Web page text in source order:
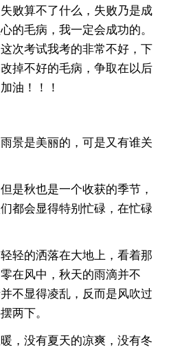
败算不了什么，失败乃是成
的毛病，我一定会成功的。
次考试我考的非常不好，下
掉不好的毛病，争取在以后
油！！！
景是美丽的，可是又有谁关
是秋也是一个收获的季节，
都会显得特别忙碌，在忙碌
轻的洒落在大地上，看着那
在风中，秋天的雨滴并不
不显得凌乱，反而是风吹过
两下。
，没有夏天的凉爽，没有冬